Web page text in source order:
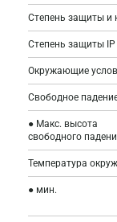
Степень защиты и
Степень защиты IP
Окружающие
Свободное
● Макс. высота
свободного
Температура
● мин.